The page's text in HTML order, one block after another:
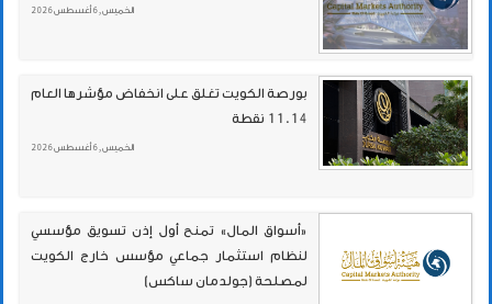
الخميس , 6 أغسطس 2026
بورصة الكويت تغلق على انخفاض مؤشرها العام
11.14 نقطة
الخميس , 6 أغسطس 2026
«أسواق المال» تمنح أول إذن تسويق مؤسسي
لنظام استثمار جماعي مؤسس خارج الكويت
لمصلحة (جولدمان ساكس)